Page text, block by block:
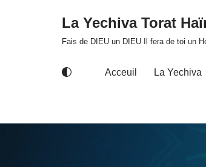
La Yechiva Torat
Fais de DIEU un DIEU Il fera de toi un
Acceuil La Yechiva